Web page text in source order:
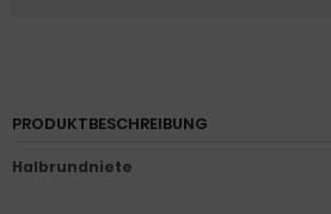
PRODUKTBESCHREIBUNG
Halbrundniete